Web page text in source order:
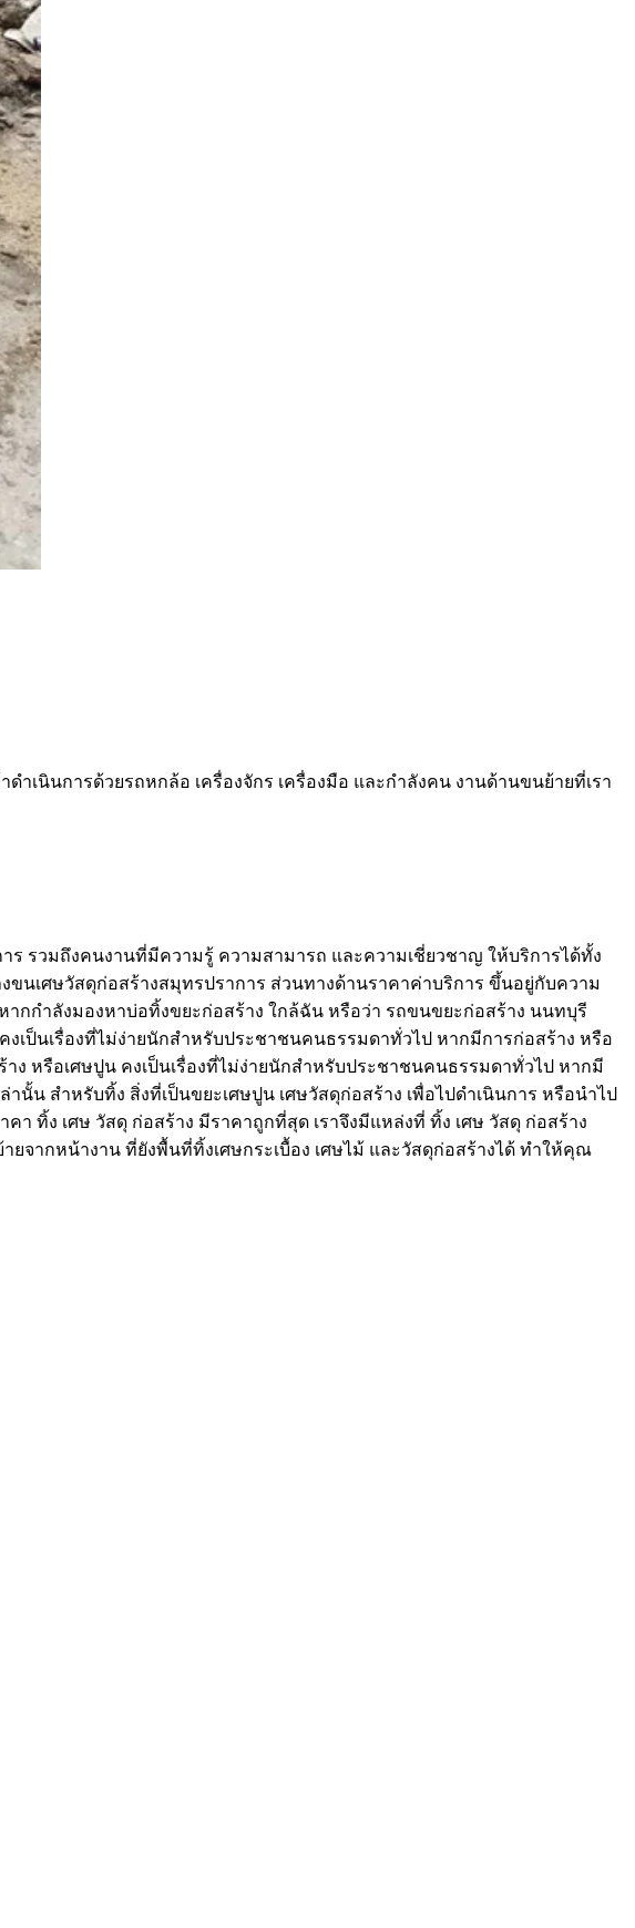
เนินการด้วยรถหกล้อ เครื่องจักร เครื่องมือ และกำลังคน งานด้านขนย้ายที่เรา
รวมถึงคนงานที่มีความรู้ ความสามารถ และความเชี่ยวชาญ ให้บริการได้ทั้ง
ขนเศษวัสดุก่อสร้างสมุทรปราการ ส่วนทางด้านราคาค่าบริการ ขึ้นอยู่กับความ
กกำลังมองหาบ่อทิ้งขยะก่อสร้าง ใกล้ฉัน หรือว่า รถขนขยะก่อสร้าง นนทบุรี
เป็นเรื่องที่ไม่ง่ายนักสำหรับประชาชนคนธรรมดาทั่วไป หากมีการก่อสร้าง หรือ
ง หรือเศษปูน คงเป็นเรื่องที่ไม่ง่ายนักสำหรับประชาชนคนธรรมดาทั่วไป หากมี
น สำหรับทิ้ง สิ่งที่เป็นขยะเศษปูน เศษวัสดุก่อสร้าง เพื่อไปดำเนินการ หรือนำไป
ทิ้ง เศษ วัสดุ ก่อสร้าง มีราคาถูกที่สุด เราจึงมีแหล่งที่ ทิ้ง เศษ วัสดุ ก่อสร้าง
จากหน้างาน ที่ยังพื้นที่ทิ้งเศษกระเบื้อง เศษไม้ และวัสดุก่อสร้างได้ ทำให้คุณ